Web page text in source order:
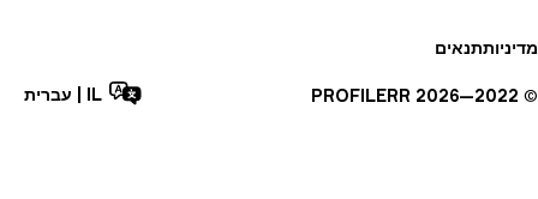
תנאים
2026
PROFILERR
IL
|עברית